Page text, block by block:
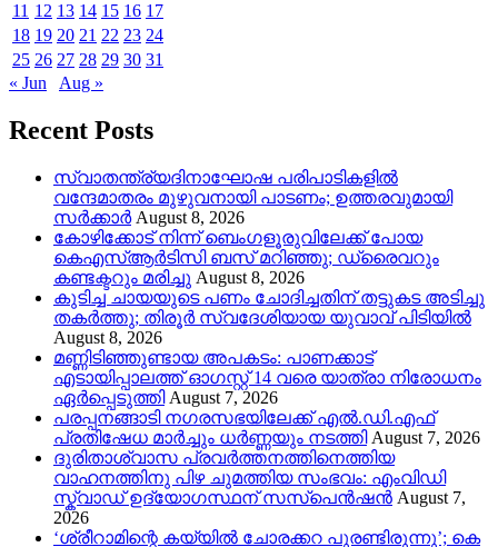
11 12 13 14 15 16 17
18 19 20 21 22 23 24
25 26 27 28 29 30 31
« Jun
Aug »
Recent Posts
സ്വാതന്ത്ര്യദിനാഘോഷ പരിപാടികളിൽ
വന്ദേമാതരം മുഴുവനായി പാടണം; ഉത്തരവുമായി
സർക്കാർ August 8, 2026
കോഴിക്കോട് നിന്ന് ബെംഗളൂരുവിലേക്ക് പോയ
കെഎസ്ആർടിസി ബസ് മറിഞ്ഞു; ഡ്രൈവറും
കണ്ടക്ടറും മരിച്ചു August 8, 2026
കുടിച്ച ചായയുടെ പണം ചോദിച്ചതിന് തട്ടുകട അടിച്ചു
തകർത്തു; തിരൂർ സ്വദേശിയായ യുവാവ് പിടിയിൽ
August 8, 2026
മണ്ണിടിഞ്ഞുണ്ടായ അപകടം: പാണക്കാട്
എടായിപ്പാലത്ത് ഓഗസ്റ്റ് 14 വരെ യാത്രാ നിരോധനം
ഏര്‍പ്പെടുത്തി August 7, 2026
പരപ്പനങ്ങാടി നഗരസഭയിലേക്ക് എൽ.ഡി.എഫ്
പ്രതിഷേധ മാർച്ചും ധർണ്ണയും നടത്തി August 7, 2026
ദുരിതാശ്വാസ പ്രവർത്തനത്തിനെത്തിയ
വാഹനത്തിനു പിഴ ചുമത്തിയ സംഭവം: എംവിഡി
സ്ക്വാഡ് ഉദ്യോഗസ്ഥന് സസ്പെൻഷൻ August 7,
2026
‘ശ്രീറാമിന്റെ കയ്യിൽ ചോരക്കറ പുരണ്ടിരുന്നു’; കെ